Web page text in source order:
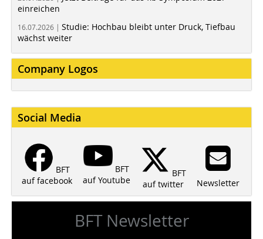
einreichen
16.07.2026 | Studie: Hochbau bleibt unter Druck, Tiefbau
wächst weiter
Company Logos
Social Media
BFT
auf facebook
BFT
auf Youtube
BFT
auf twitter
Newsletter
BFT Newsletter